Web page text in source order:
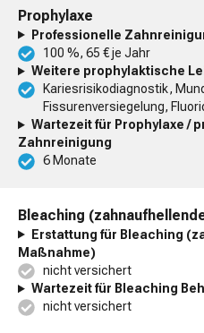
Prophylaxe
Professionelle
100 %, 65 € je Jahr
Weitere prophylaktische
Kariesrisikodiagnostik,
Fissurenversiegelung,
Wartezeit für Prophylaxe /
Zahnreinigung
6 Monate
Bleaching
Erstattung für Bleaching
Maßnahme)
nicht versichert
Wartezeit für Bleaching
nicht versichert